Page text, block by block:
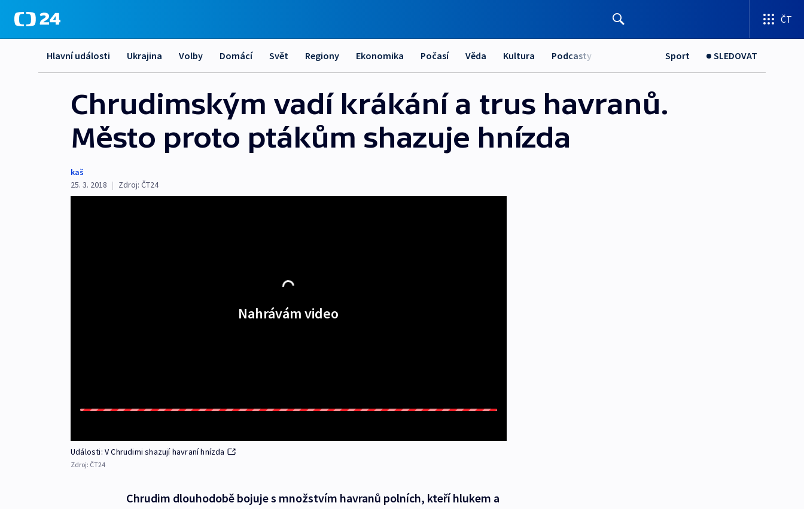
ČT
Hlavní události Ukrajina Volby Domácí Svět Regiony Ekonomika Počasí Věda Kultura Podcasty Sport SLEDOVAT
Chrudimským vadí krákání a trus havranů.
Město proto ptákům shazuje hnízda
kaš
25. 3. 2018 | Zdroj: ČT24
Nahrávám video
Události: V Chrudimi shazují havraní hnízda
Zdroj: ČT24
Chrudim dlouhodobě bojuje s množstvím havranů polních, kteří hlukem a